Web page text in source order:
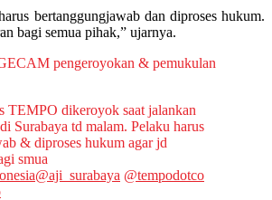
bertanggungjawab dan diproses hukum.
bagi semua pihak,” ujarnya.
pengeroyokan & pemukulan
TEMPO dikeroyok saat jalankan
Surabaya td malam. Pelaku harus
& diproses hukum agar jd
smua
@aji_surabaya @tempodotco